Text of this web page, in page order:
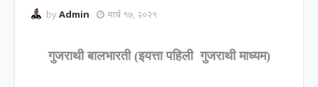
byAdmin मार्च १७, २०२१
गुजराथी बालभारती (इयत्ता पहिली गुजराथी माध्यम)